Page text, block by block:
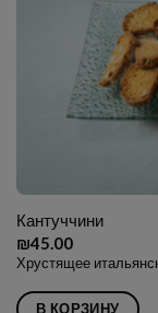
Кантуччини
₪45.00
Хрустящее
В КОРЗИНУ